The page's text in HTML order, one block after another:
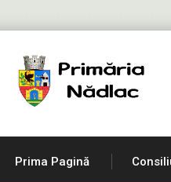
Prima Pagină